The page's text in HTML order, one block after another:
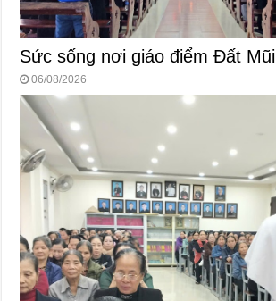
Sức sống nơi giáo điểm Đất Mũi
06/08/2026